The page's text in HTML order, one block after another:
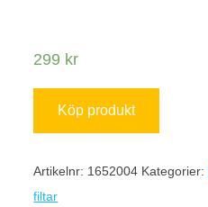
299 kr
Köp produkt
Artikelnr: 1652004 Kategorier:
filtar